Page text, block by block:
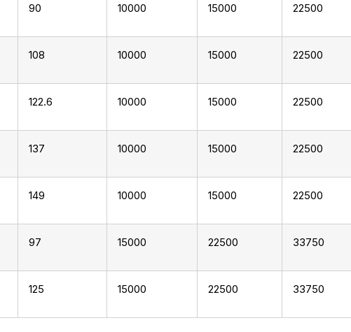
90 10000 15000 22500
108 10000 15000 22500
122.6 10000 15000 22500
137 10000 15000 22500
149 10000 15000 22500
97 15000 22500 33750
125 15000 22500 33750